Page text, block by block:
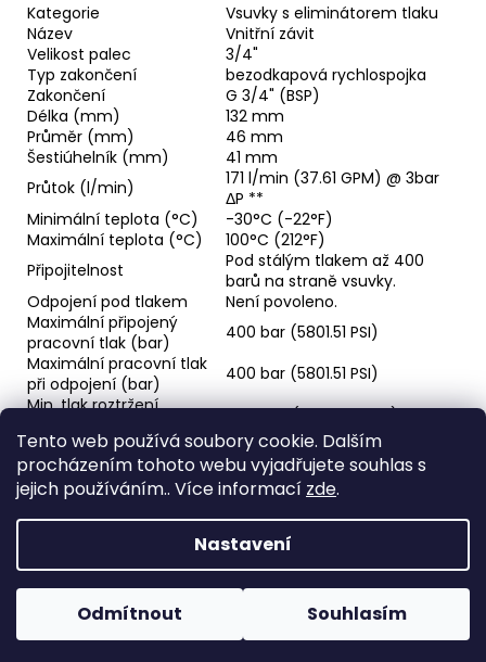
Tento web používá soubory cookie. Dalším
procházením tohoto webu vyjadřujete souhlas s
jejich používáním.. Více informací zde.
Nastavení
Odmítnout Souhlasím
Kategorie
Vsuvky s eliminátorem tlaku
Název
Vnitřní závit
Velikost palec
3/4"
Typ zakončení
bezodkapová rychlospojka
Zakončení
G 3/4" (BSP)
Délka (mm)
132 mm
Průměr (mm)
46 mm
Šestiúhelník (mm)
41 mm
Průtok (l/min)
171 l/min (37.61 GPM) @ 3bar
ΔP **
Minimální teplota (°C)
-30°C (-22°F)
Maximální teplota (°C)
100°C (212°F)
Připojitelnost
Pod stálým tlakem až 400
barů na straně vsuvky.
Odpojení pod tlakem
Není povoleno.
Maximální připojený
pracovní tlak (bar)
400 bar (5801.51 PSI)
Maximální pracovní tlak
při odpojení (bar)
400 bar (5801.51 PSI)
Min. tlak roztržení
1200 bar (17404.53 PSI)
Min. tlak roztržení
rozpojeno (bar)
1200 bar (17404.53 PSI)
Hlavní materiál
Ocel
Materiál těsnění
NBR
Kč
á
Copyright 2026Horava . Všechna práva vyhrazena.